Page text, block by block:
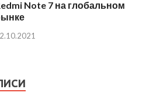
Note 7 на глобальном